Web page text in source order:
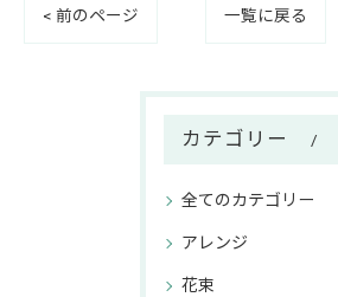
< 前のページ 一覧に戻る
カテゴリー
全てのカテゴリー
アレンジ
花束